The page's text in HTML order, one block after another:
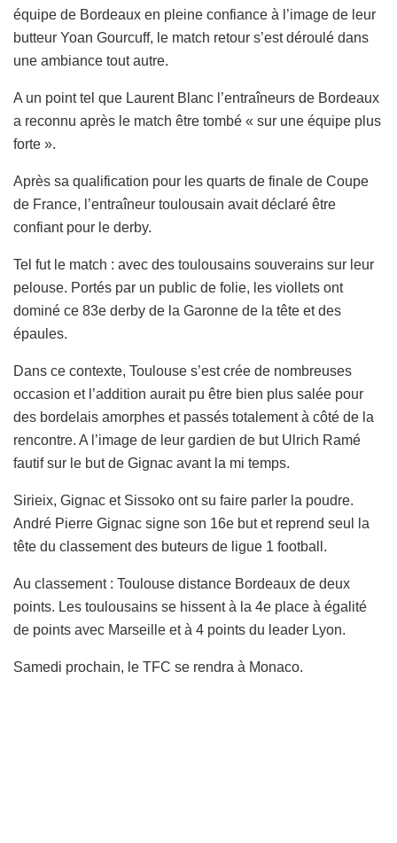
équipe de Bordeaux en pleine confiance à l’image de leur
butteur Yoan Gourcuff, le match retour s’est déroulé dans
une ambiance tout autre.
A un point tel que Laurent Blanc l’entraîneurs de Bordeaux
a reconnu après le match être tombé « sur une équipe plus
forte ».
Après sa qualification pour les quarts de finale de Coupe
de France, l’entraîneur toulousain avait déclaré être
confiant pour le derby.
Tel fut le match : avec des toulousains souverains sur leur
pelouse. Portés par un public de folie, les viollets ont
dominé ce 83e derby de la Garonne de la tête et des
épaules.
Dans ce contexte, Toulouse s’est crée de nombreuses
occasion et l’addition aurait pu être bien plus salée pour
des bordelais amorphes et passés totalement à côté de la
rencontre. A l’image de leur gardien de but Ulrich Ramé
fautif sur le but de Gignac avant la mi temps.
Sirieix, Gignac et Sissoko ont su faire parler la poudre.
André Pierre Gignac signe son 16e but et reprend seul la
tête du classement des buteurs de ligue 1 football.
Au classement : Toulouse distance Bordeaux de deux
points. Les toulousains se hissent à la 4e place à égalité
de points avec Marseille et à 4 points du leader Lyon.
Samedi prochain, le TFC se rendra à Monaco.